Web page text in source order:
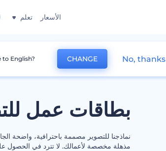
الأسعار تعلم
بطاقات عمل
نماذجنا للتصوير مصممة باحترافية، واضحة
مذهلة مخصصة لأعمالك. لا تترد في الحصول
English? CHANGE No, thanks